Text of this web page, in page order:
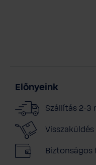
Előnyeink
Szállítás 2-3
Biztonságos